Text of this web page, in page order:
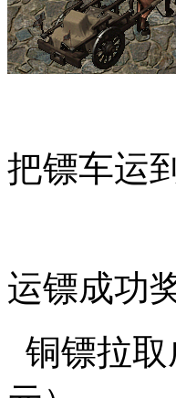
把镖车运
运镖成功
铜镖拉